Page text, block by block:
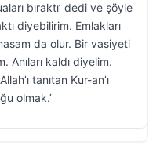
bıraktı’ dedi ve şöyle
diyebilirim. Emlakları
da olur. Bir vasiyeti
Anıları kaldı diyelim.
tanıtan Kur-an’ı
olmak.’